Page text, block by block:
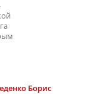
Борис